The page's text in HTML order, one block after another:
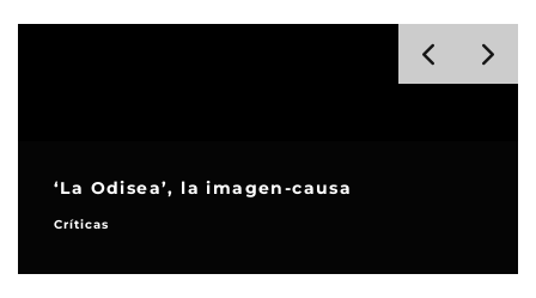
‘La Odisea’, la imagen-causa
Críticas